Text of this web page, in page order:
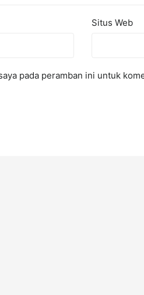
Situs Web
pada peramban ini untuk